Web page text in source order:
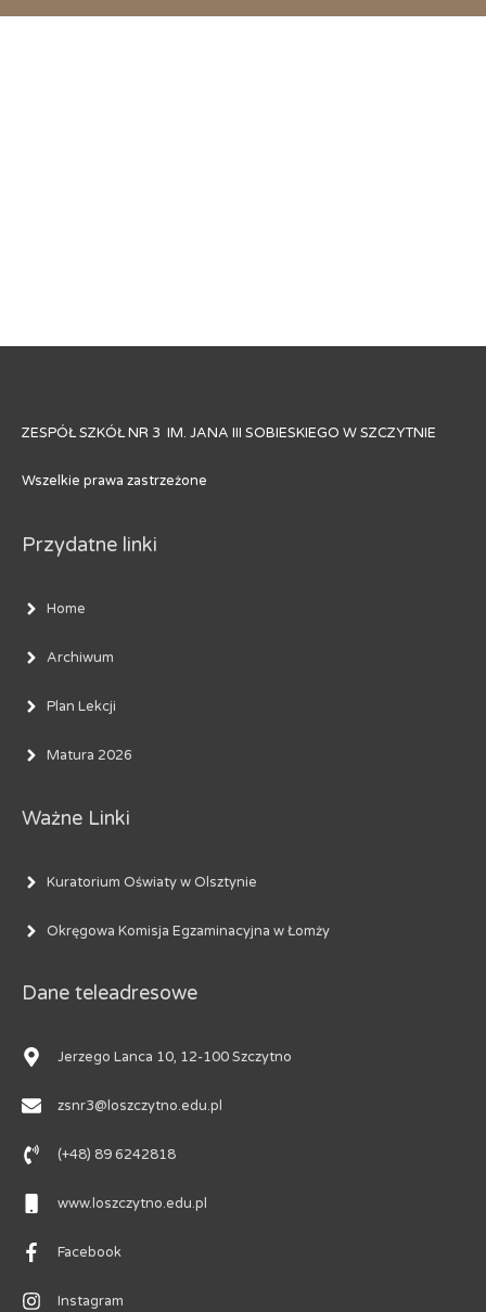
ZESPÓŁ SZKÓŁ NR 3 IM. JANA III SOBIESKIEGO W SZCZYTNIE
Wszelkie prawa zastrzeżone
Przydatne linki
Home
Archiwum
Plan Lekcji
Matura 2026
Ważne Linki
Kuratorium Oświaty w Olsztynie
Okręgowa Komisja Egzaminacyjna w Łomży
Dane teleadresowe
Jerzego Lanca 10, 12-100 Szczytno
zsnr3@loszczytno.edu.pl
(+48) 89 6242818
www.loszczytno.edu.pl
Facebook
Instagram